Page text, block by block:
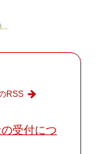
受付につ
RSS